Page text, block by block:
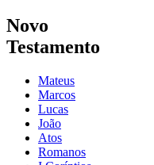
Novo
Testamento
Mateus
Marcos
Lucas
João
Atos
Romanos